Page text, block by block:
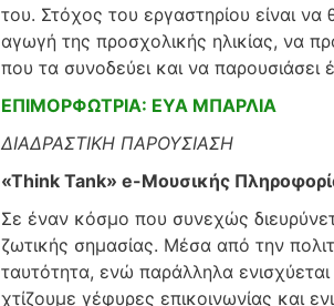
του. Στόχος του εργαστηρίου είναι
αγωγή της προσχολικής ηλικίας, να
που τα συνοδεύει και να παρουσιάσει
ΕΠΙΜΟΡΦΩΤΡΙΑ: ΕΥΑ ΜΠΑΡΛΙΑ
ΔΙΑΔΡΑΣΤΙΚΗ ΠΑΡΟΥΣΙΑΣΗ
«Think Tank» e-Μουσικής
Σε έναν κόσμο που συνεχώς
ζωτικής σημασίας. Μέσα από την
ταυτότητα, ενώ παράλληλα
χτίζουμε γέφυρες επικοινωνίας και